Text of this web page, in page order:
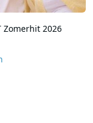
Zomerhit 2026